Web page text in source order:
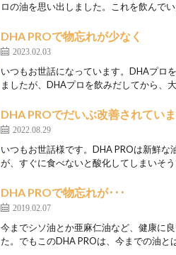
ロの油を思い出しました。これを飲んで
DHA PROで物忘れが少なく
2023.02.03
いつもお世話になっています。DHAプロ
ましたが、DHAプロを飲みだしてから、
DHA PROでだいぶ改善されてい
2022.08.29
いつもお世話様です。DHA PROは新鮮
が、すぐに食べないと酸化してしまいそ
DHA PROで物忘れが･･･
2019.02.07
今までシソ油とか亜麻仁油など、健康に
た。でもこのDHA PROは、今までの油と